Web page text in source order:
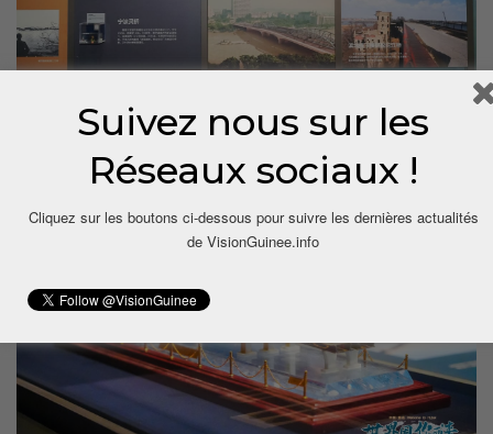
Suivez nous sur les
Réseaux sociaux !
Cliquez sur les boutons ci-dessous pour suivre les dernières actualités
de VisionGuinee.info